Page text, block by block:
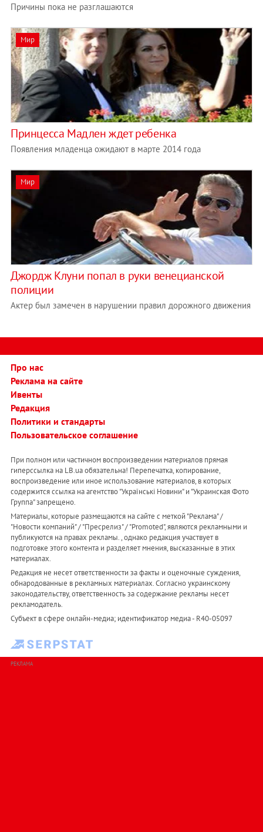
Причины пока не разглашаются
Мир
Принцесса Мадлен ждет ребенка
Появления младенца ожидают в марте 2014 года
Мир
Джордж Клуни попал в руки венецианской
полиции
Актер был замечен в нарушении правил дорожного движения
Про нас
Реклама на сайте
Ивенты
Редакция
Политики и стандарты
Пользовательское соглашение
При полном или частичном воспроизведении материалов прямая
гиперссылка на LB.ua обязательна! Перепечатка, копирование,
воспроизведение или иное использование материалов, в которых
содержится ссылка на агентство "Українськi Новини" и "Украинская Фото
Группа" запрещено.
Материалы, которые размещаются на сайте с меткой "Реклама" /
"Новости компаний" / "Пресрелиз" / "Promoted", являются рекламными и
публикуются на правах рекламы. , однако редакция участвует в
подготовке этого контента и разделяет мнения, высказанные в этих
материалах.
Редакция не несет ответственности за факты и оценочные суждения,
обнародованные в рекламных материалах. Согласно украинскому
законодательству, ответственность за содержание рекламы несет
рекламодатель.
Субъект в сфере онлайн-медиа; идентификатор медиа - R40-05097
РЕКЛАМА